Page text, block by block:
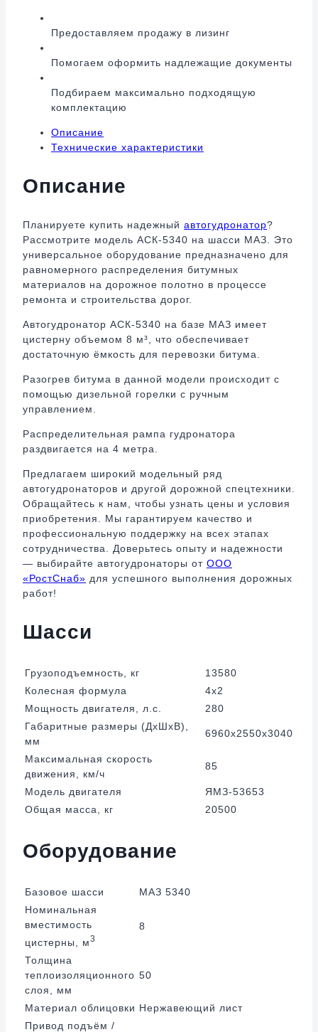
Предоставляем продажу в лизинг
Помогаем оформить надлежащие документы
Подбираем максимально подходящую
комплектацию
Описание
Технические характеристики
Описание
Планируете купить надежный автогудронатор?
Рассмотрите модель АСК-5340 на шасси МАЗ. Это
универсальное оборудование предназначено для
равномерного распределения битумных
материалов на дорожное полотно в процессе
ремонта и строительства дорог.
Автогудронатор АСК-5340 на базе МАЗ имеет
цистерну объемом 8 м³, что обеспечивает
достаточную ёмкость для перевозки битума.
Разогрев битума в данной модели происходит с
помощью дизельной горелки с ручным
управлением.
Распределительная рампа гудронатора
раздвигается на 4 метра.
Предлагаем широкий модельный ряд
автогудронаторов и другой дорожной спецтехники.
Обращайтесь к нам, чтобы узнать цены и условия
приобретения. Мы гарантируем качество и
профессиональную поддержку на всех этапах
сотрудничества. Доверьтесь опыту и надежности
— выбирайте автогудронаторы от ООО
«РостСнаб» для успешного выполнения дорожных
работ!
Шасси
Грузоподъемность, кг
13580
Колесная формула
4х2
Мощность двигателя, л.с.
280
Габаритные размеры (ДхШхВ),
мм
6960х2550х3040
Максимальная скорость
движения, км/ч
85
Модель двигателя
ЯМЗ-53653
Общая масса, кг
20500
Оборудование
Базовое шасси
МАЗ 5340
Номинальная
вместимость
цистерны, м3
8
Толщина
теплоизоляционного
слоя, мм
50
Материал облицовки Нержавеющий лист
Привод подъём /